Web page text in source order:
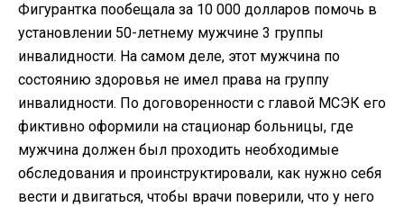
Фигурантка пообещала за 10 000 долларов помочь в
установлении 50-летнему мужчине 3 группы
инвалидности. На самом деле, этот мужчина по
состоянию здоровья не имел права на группу
инвалидности. По договоренности с главой МСЭК его
фиктивно оформили на стационар больницы, где
мужчина должен был проходить необходимые
обследования и проинструктировали, как нужно себя
вести и двигаться, чтобы врачи поверили, что у него